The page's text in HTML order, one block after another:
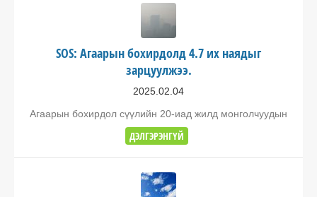
SOS: Агаарын бохирдолд 4.7 их наядыг
зарцуулжээ.
2025.02.04
Агаарын бохирдол сүүлийн 20-иад жилд монголчуудын
ДЭЛГЭРЭНГҮЙ